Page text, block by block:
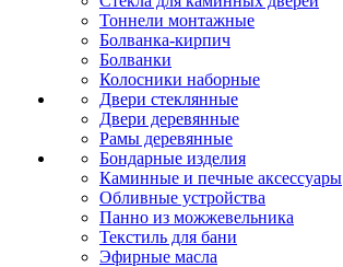
Тоннели монтажные
Болванка-кирпич
Болванки
Колосники наборные
Двери стеклянные
Двери деревянные
Рамы деревянные
Бондарные изделия
Каминные и печные аксессуары
Обливные устройства
Панно из можжевельника
Текстиль для бани
Эфирные масла